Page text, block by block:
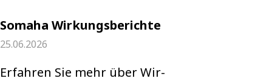
Somaha Wirkungsberichte
25.06.2026
Erfah­ren Sie mehr über Wir­